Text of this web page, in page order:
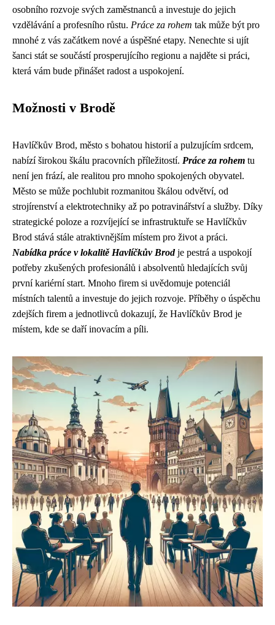
osobního rozvoje svých zaměstnanců a investuje do jejich
vzdělávání a profesního růstu. Práce za rohem tak může být pro
mnohé z vás začátkem nové a úspěšné etapy. Nenechte si ujít
šanci stát se součástí prosperujícího regionu a najděte si práci,
která vám bude přinášet radost a uspokojení.
Možnosti v Brodě
Havlíčkův Brod, město s bohatou historií a pulzujícím srdcem,
nabízí širokou škálu pracovních příležitostí. Práce za rohem tu
není jen frází, ale realitou pro mnoho spokojených obyvatel.
Město se může pochlubit rozmanitou škálou odvětví, od
strojírenství a elektrotechniky až po potravinářství a služby. Díky
strategické poloze a rozvíjející se infrastruktuře se Havlíčkův
Brod stává stále atraktivnějším místem pro život a práci.
Nabídka práce v lokalitě Havlíčkův Brodje pestrá a uspokojí
potřeby zkušených profesionálů i absolventů hledajících svůj
první kariérní start. Mnoho firem si uvědomuje potenciál
místních talentů a investuje do jejich rozvoje. Příběhy o úspěchu
zdejších firem a jednotlivců dokazují, že Havlíčkův Brod je
místem, kde se daří inovacím a píli.